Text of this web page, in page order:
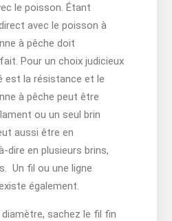
le poisson. Étant
avec le poisson à
à pêche doit
Pour un choix judicieux
est la résistance et le
à pêche peut être
ou un seul brin
aussi être en
dire en plusieurs brins,
Un fil ou une ligne
également.
sachez le fil fin